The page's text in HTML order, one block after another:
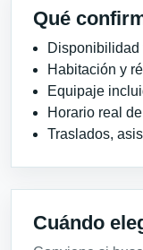
Qué
Disponibilidad
Habitación y
Equipaje
Horario real
Traslados,
Cuándo